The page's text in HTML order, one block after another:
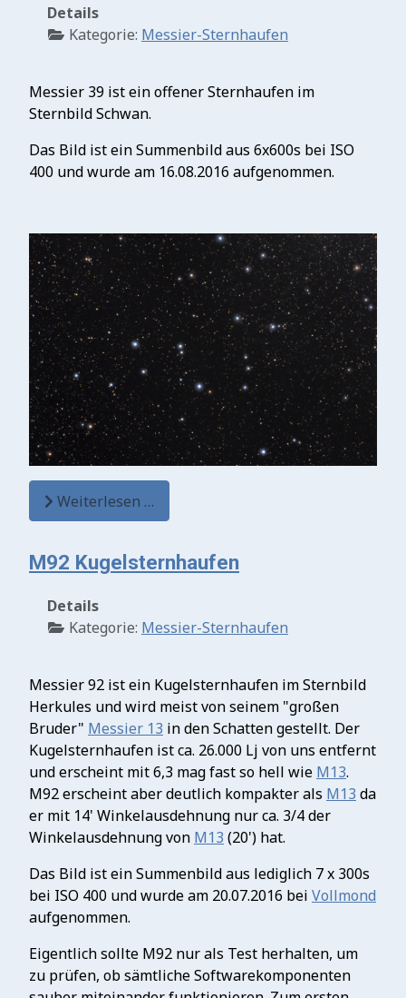
Details
Kategorie: Messier-Sternhaufen
Messier 39 ist ein offener Sternhaufen im
Sternbild Schwan.
Das Bild ist ein Summenbild aus 6x600s bei ISO
400 und wurde am 16.08.2016 aufgenommen.
Weiterlesen …
M92 Kugelsternhaufen
Details
Kategorie: Messier-Sternhaufen
Messier 92 ist ein Kugelsternhaufen im Sternbild
Herkules und wird meist von seinem "großen
Bruder" Messier 13 in den Schatten gestellt. Der
Kugelsternhaufen ist ca. 26.000 Lj von uns entfernt
und erscheint mit 6,3 mag fast so hell wie M13.
M92 erscheint aber deutlich kompakter als M13 da
er mit 14' Winkelausdehnung nur ca. 3/4 der
Winkelausdehnung von M13 (20') hat.
Das Bild ist ein Summenbild aus lediglich 7 x 300s
bei ISO 400 und wurde am 20.07.2016 bei Vollmond
aufgenommen.
Eigentlich sollte M92 nur als Test herhalten, um
zu prüfen, ob sämtliche Softwarekomponenten